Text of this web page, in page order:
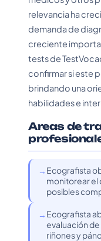
relevancia ha
demanda de
creciente
tests de
confirmar si este
brindando una
habilidades e
Areas de
Ecografista
monitorear el
posibles
Ecografista
evaluación
riñones y